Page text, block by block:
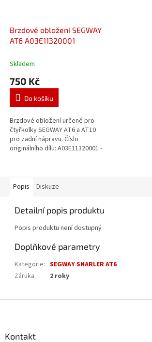
Brzdové obložení SEGWAY
AT6 A03E11320001
Skladem
750 Kč
Do košíku
Brzdové obložení určené pro
čtyřkolky SEGWAY AT6 a AT10
pro zadní nápravu. Číslo
originálního dílu: A03E11320001 -
Popis Diskuze
Detailní popis produktu
Popis produktu není dostupný
Doplňkové parametry
Kategorie: SEGWAY SNARLER AT6
Záruka: 2 roky
Kontakt